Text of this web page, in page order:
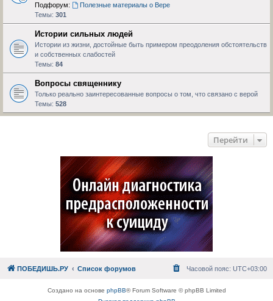
Подфорум:
Полезные материалы о Вере
Темы: 301
Истории сильных людей
Истории из жизни, достойные быть примером преодоления обстоятельств
и собственных слабостей
Темы: 84
Вопросы священнику
Только реально заинтересованные вопросы о том, что связано с верой
Темы: 528
Перейти
ПОБЕДИШЬ.РУ Список форумов Часовой пояс: UTC+03:00
Создано на основе phpBB® Forum Software © phpBB Limited